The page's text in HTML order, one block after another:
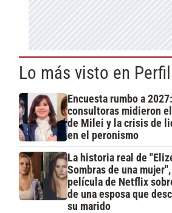
Lo más visto en Perfil
Encuesta rumbo a
consultoras midieron
de Milei y la crisis de
en el peronismo
La historia real de
Sombras de una
película de Netflix
de una esposa que
su marido